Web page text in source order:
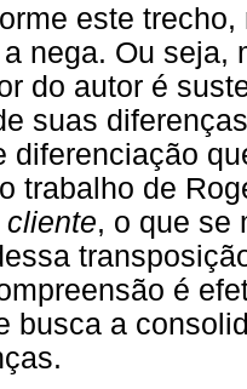
este
nega. Ou seja,
do autor é
suas
diferenciação
trabalho de
, o que se
é
busca a